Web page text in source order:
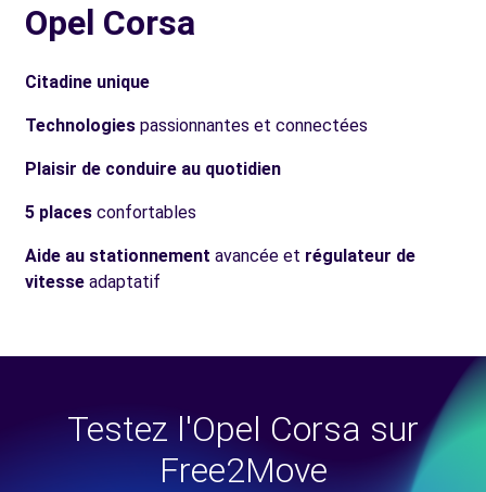
Opel Corsa
Citadine unique
Technologies passionnantes et connectées
Plaisir de conduire au quotidien
5 places confortables
Aide au stationnement avancée et régulateur de
vitesse adaptatif
Testez l'Opel Corsa sur
Free2Move